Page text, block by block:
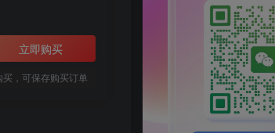
立即购买
，可保存购买订单